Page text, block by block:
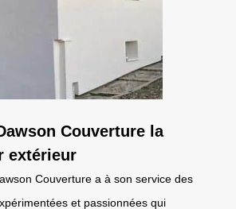
Couverture la
extérieur
Couverture a à son service des
et passionnées qui